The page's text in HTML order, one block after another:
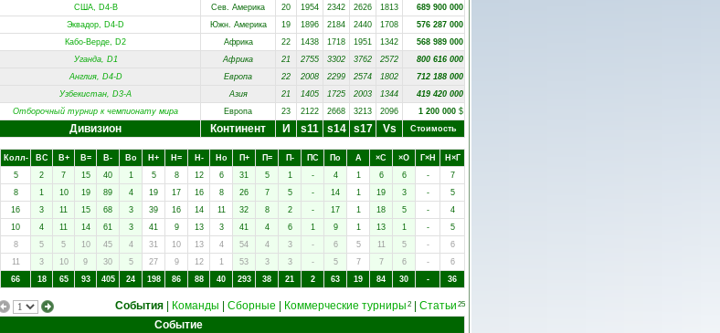
США, D4-B Сев. Америка 20 1954 2342 2626 1813
689 900 000
Эквадор, D4-D Южн. Америка 19 1896 2184 2440 1708
576 287 000
Кабо-Верде, D2 Африка 22 1438 1718 1951 1342
568 989 000
Уганда, D1 Африка 21 2755 3302 3762 2572
800 616 000
Англия, D4-D Европа 22 2008 2299 2574 1802
712 188 000
Узбекистан, D3-A Азия 21 1405 1725 2003 1344
419 420 000
Отборочный турнир к чемпионату мира Европа 23 2122 2668 3213 2096 1 200 000 $
Дивизион Континент И s11 s14 s17 Vs Стоимость
Колл- ВC В+ В= В- Вo Н+ Н= Н- Нo П+ П= П- ПC Пo А ×C ×O Г×Н
Н×Г
5 2 7 15 40 1 5 8 12 6 31 5 1 - 4 1 6 6 -
7
8 1 10 19 89 4 19 17 16 8 26 7 5 - 14 1 19 3 -
5
16 3 11 15 68 3 39 16 14 11 32 8 2 - 17 1 18 5 -
4
10 4 11 14 61 3 41 9 13 3 41 4 6 1 9 1 13 1 -
5
8 5 5 10 45 4 31 10 13 4 54 4 3 - 6 5 11 5 -
6
11 3 10 9 30 5 27 9 12 1 53 3 3 - 5 7 7 6 -
6
66 18 65 93 405 24 198 86 88 40 293 38 21 2 63 19 84 30 - 36
События Команды Сборные Коммерческие турниры 2 Статьи 25
Событие